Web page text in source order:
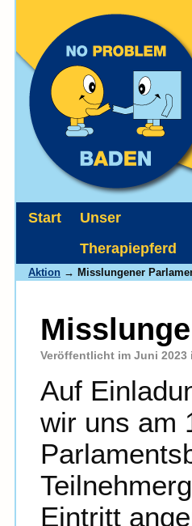
Start
Unser
Therapiepferd
Aktion → Misslungener
Veröffentlicht im Juni 2023
Auf
wir uns am
Eintritt